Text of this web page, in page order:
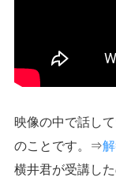
映像の中で話し
のことです。⇒
横井君が受講し